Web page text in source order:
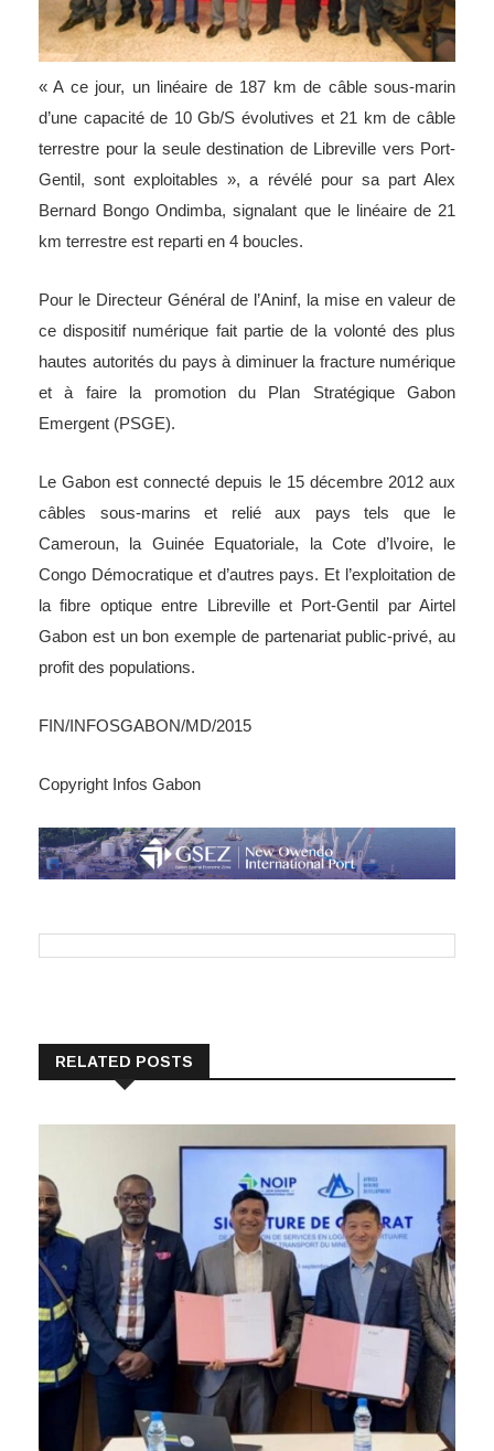
« A ce jour, un linéaire de 187 km de câble sous-marin
d’une capacité de 10 Gb/S évolutives et 21 km de câble
terrestre pour la seule destination de Libreville vers Port-
Gentil, sont exploitables », a révélé pour sa part Alex
Bernard Bongo Ondimba, signalant que le linéaire de 21
km terrestre est reparti en 4 boucles.
Pour le Directeur Général de l’Aninf, la mise en valeur de
ce dispositif numérique fait partie de la volonté des plus
hautes autorités du pays à diminuer la fracture numérique
et à faire la promotion du Plan Stratégique Gabon
Emergent (PSGE).
Le Gabon est connecté depuis le 15 décembre 2012 aux
câbles sous-marins et relié aux pays tels que le
Cameroun, la Guinée Equatoriale, la Cote d’Ivoire, le
Congo Démocratique et d’autres pays. Et l’exploitation de
la fibre optique entre Libreville et Port-Gentil par Airtel
Gabon est un bon exemple de partenariat public-privé, au
profit des populations.
FIN/INFOSGABON/MD/2015
Copyright Infos Gabon
RELATED POSTS